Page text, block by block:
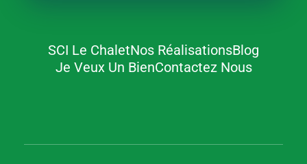
Agence Immobilière et de Tourisme
SCI Le ChaletNos RéalisationsBlog
Je Veux Un BienContactez Nous